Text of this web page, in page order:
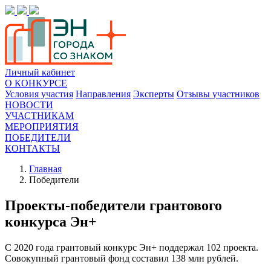
Личный кабинет
О КОНКУРСЕ
Условия участия Направления Эксперты Отзывы участников
НОВОСТИ
УЧАСТНИКАМ
МЕРОПРИЯТИЯ
ПОБЕДИТЕЛИ
КОНТАКТЫ
Главная
Победители
Проекты-победители грантового
конкурса Эн+
С 2020 года грантовый конкурс Эн+ поддержал 102 проекта.
Совокупный грантовый фонд составил 138 млн рублей.